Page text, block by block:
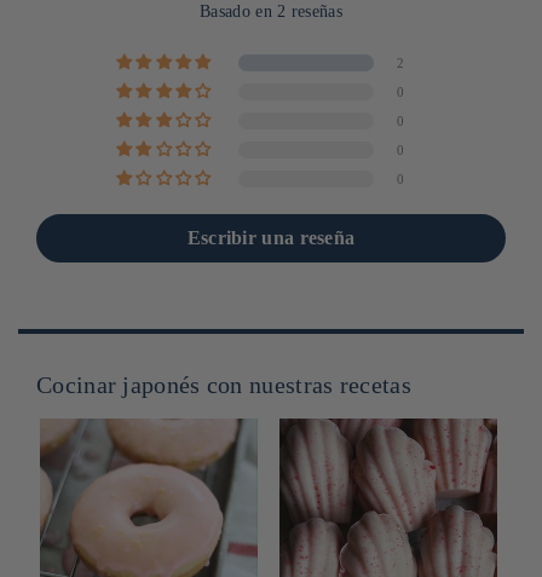
Basado en 2 reseñas
2
0
0
0
0
Escribir una reseña
Cocinar japonés con nuestras recetas